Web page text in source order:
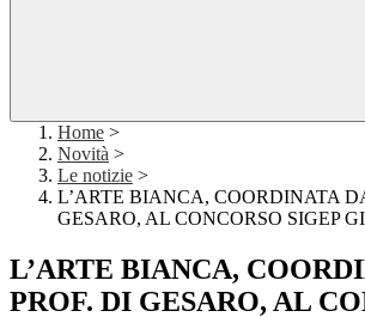
Home >
Novità >
Le notizie >
L’ARTE BIANCA, COORDINATA
GESARO, AL CONCORSO SIGEP
L’ARTE BIANCA,
PROF. DI GESARO, AL